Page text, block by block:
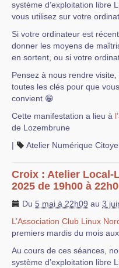
système d’exploitation libre
vous utilisez sur votre
Si votre ordinateur est
donner les moyens de
en sortent, ou si votre
Pensez à nous rendre
toutes les clés pour que
convient 😁
Cette manifestation a lieu à
de Lozembrune
|
Atelier Numérique
Croix : Atelier Local-
2025 de 19h00 à
Du 5 mai à 22h09 au 3
L’Association Club Linux
premiers mardis du mois
Au cours de ces séances,
système d’exploitation libre